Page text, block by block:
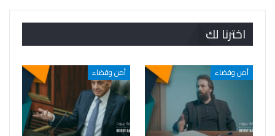
اخترنا لك
أمن وقضاء أمن وقضاء